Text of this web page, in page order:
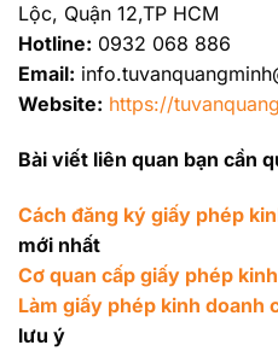
Lộc, Quận 12,TP HCM
Hotline: 0932 068 886
Email:
Website: https://
Bài viết liên quan bạn cần
Cách đăng ký giấy phép
mới nhất
Cơ quan cấp giấy phép
Làm giấy phép kinh doanh
lưu ý